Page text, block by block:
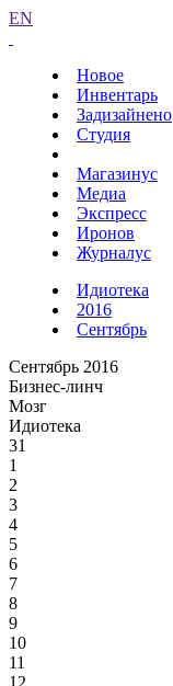
EN
Новое
Инвентарь
Задизайнено
Студия
Магазинус
Медиа
Экспресс
Иронов
Журналус
Идиотека
2016
Сентябрь
Сентябрь 2016
Бизнес-линч
Мозг
Идиотека
31
1
2
3
4
5
6
7
8
9
10
11
12